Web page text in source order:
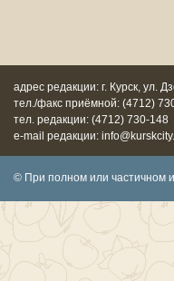
адрес редакции: г. Курск, ул.
тел./факс приёмной: (4712)
тел. редакции: (4712) 730-148
e-mail редакции:
© При полном или частичном